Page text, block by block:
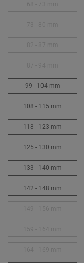
99 - 104 mm
108 - 115 mm
118 - 123 mm
125 - 130 mm
133 - 140 mm
142 - 148 mm